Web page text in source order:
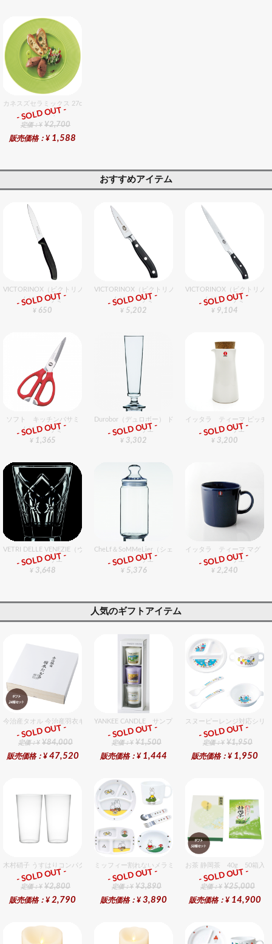
カネスズセラミックス 27cmディナー（Hiwa）
総合ﾗﾝｷﾝｸﾞ
定価：¥ ¥2,700
販売価格：¥ 1,588
- SOLD OUT -
おすすめアイテム
VICTORINOX（ビクトリノックス） ペティーナイフ BK 10cm
包丁・ハサミ
¥ 650
- SOLD OUT -
VICTORINOX（ビクトリノックス） gMぺティーナイフ
包丁・ハサミ
¥ 5,202
- SOLD OUT -
VICTORINOX（ビクトリノ
包丁・ハサミ
¥ 9,104
- SOLD OUT -
ソフト キッチンバサミ
包丁・ハサミ
¥ 1,365
- SOLD OUT -
Durobor（デュロボー） ドルトマン 979/23 6個入りセット
グラスバリエ
¥ 3,302
- SOLD OUT -
イッタラ ティーマ ピッ
グラスバリエ
¥ 3,200
- SOLD OUT -
VETRI DELLE VENEZIE（ヴェトリデッレ ヴェネツィエ） マーキュイーズ 340オールド 6
グラスバリエ
¥ 3,648
- SOLD OUT -
CheLf＆SoMMeLier（シェフ＆ソムリエ） ポットクラブ
グラスバリエ
¥ 5,376
- SOLD OUT -
イッタラ ティーマ マグ
グラスバリエ
¥ 2,240
- SOLD OUT -
人気のギフトアイテム
今治産タオル 今治産羽衣ギフトバスタオル 24個入セット
ギフト
定価：¥ ¥84,000
販売価格：¥ 47,520
- SOLD OUT -
YANKEE CANDLE サンプラー3個・ホルダーセット グ
ギフト
定価：¥ ¥1,500
販売価格：¥ 1,444
- SOLD OUT -
スヌーピーレンジ対応シリ
ギフト
定価：¥ ¥1,950
販売価格：¥ 1,950
- SOLD OUT -
木村硝子 うすはりコンパクト320cc タンブラーグラスギフトセット（2個入り）
ギフト
定価：¥ ¥2,800
販売価格：¥ 2,790
- SOLD OUT -
ミッフィー割れないメラミン食器セット セット販売商品で
ギフト
定価：¥ ¥3,890
販売価格：¥ 3,890
- SOLD OUT -
お茶 静岡茶 40g 50箱入セ
ギフト
定価：¥ ¥25,000
販売価格：¥ 14,900
- SOLD OUT -